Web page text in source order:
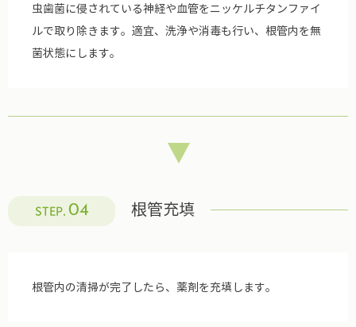
虫歯菌に侵されている神経や血管をニッケルチタンファイ
ルで取り除きます。適宜、洗浄や消毒も行い、根管内を無
菌状態にします。
STEP. 04 根管充填
根管内の清掃が完了したら、薬剤を充填します。